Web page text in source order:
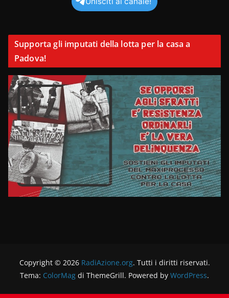
Supporta gli imputati della lotta per la casa a
Padova!
Copyright © 2026 RadiAzione.org. Tutti i diritti riservati.
Tema: ColorMag di ThemeGrill. Powered by WordPress.